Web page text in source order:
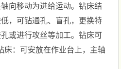
向移动为进给运动。钻床结
，可钻通孔、盲孔，更换特
或进行攻丝等加工。钻床可
床：可安放在作业台上，主轴